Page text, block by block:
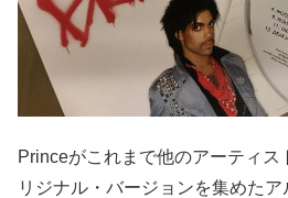
Princeがこれまで他のアーティス
リジナル・バージョンを集めたア